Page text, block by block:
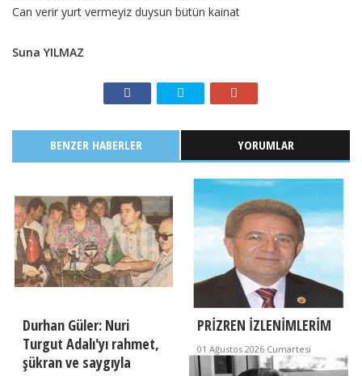
Can verir yurt vermeyiz duysun bütün kainat
Suna YILMAZ
BENZER HABERLER YORUMLAR
Durhan Güler: Nuri
Turgut Adalı'yı rahmet,
şükran ve saygıyla
PRİZREN İZLENİMLERİM
01 Ağustos 2026 Cumartesi